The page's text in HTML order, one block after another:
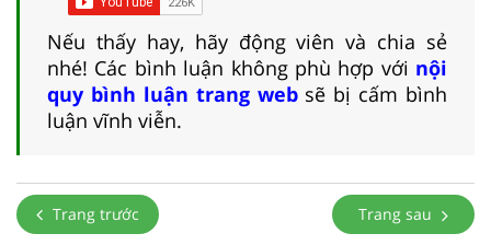
Nếu thấy hay, hãy động viên và chia sẻ
nhé! Các bình luận không phù hợp với nội
quy bình luận trang websẽ bị cấm bình
luận vĩnh viễn.
Trang trước Trang sau